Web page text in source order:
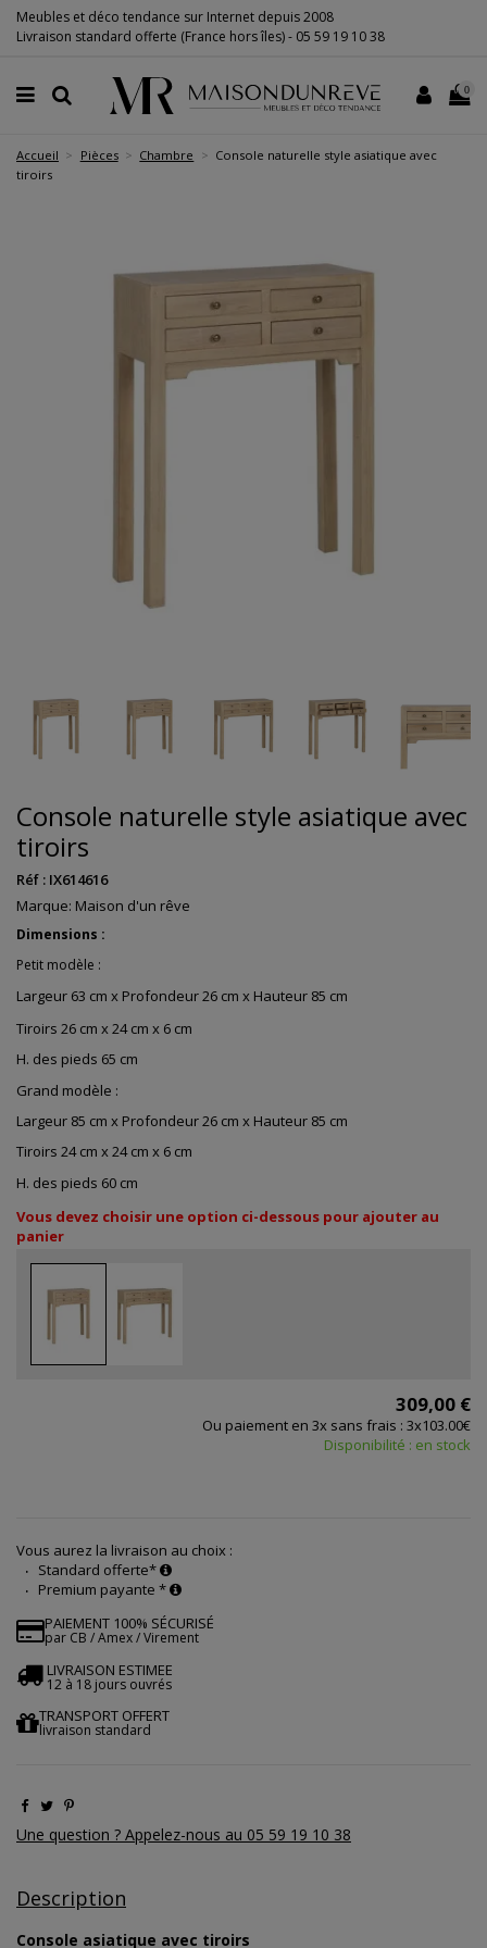
Meubles et déco tendance sur Internet depuis 2008
Livraison standard offerte (France hors îles) - 05 59 19 10 38
0
Accueil Pièces Chambre
Console naturelle style asiatique avec
tiroirs
Console naturelle style asiatique avec
tiroirs
Réf : IX614616
Marque: Maison d'un rêve
Dimensions :
Petit modèle :
Largeur 63 cm x Profondeur 26 cm x Hauteur 85 cm
Tiroirs 26 cm x 24 cm x 6 cm
H. des pieds 65 cm
Grand modèle :
Largeur 85 cm x Profondeur 26 cm x Hauteur 85 cm
Tiroirs 24 cm x 24 cm x 6 cm
H. des pieds 60 cm
Vous devez choisir une option ci-dessous pour ajouter au
panier
309,00 €
Ou paiement en 3x sans frais : 3x103.00€
Disponibilité : en stock
Vous aurez la livraison au choix :
Standard offerte*
Premium payante *
PAIEMENT 100% SÉCURISÉ
par CB / Amex / Virement
LIVRAISON ESTIMEE
12 à 18 jours ouvrés
TRANSPORT OFFERT
livraison standard
Une question ? Appelez-nous au 05 59 19 10 38
Description
Console asiatique avec tiroirs